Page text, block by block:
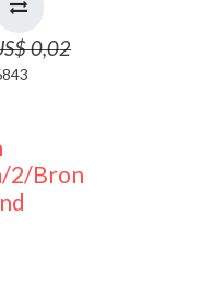
0,02
2/Bron